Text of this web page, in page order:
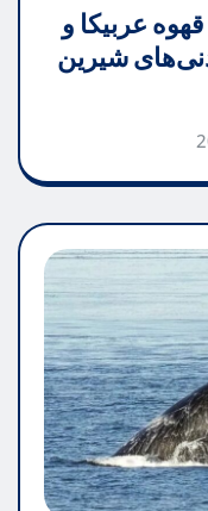
عربیکا و
شیرین